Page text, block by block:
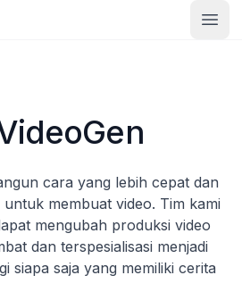
Buka
cara yang lebih cepat dan
membuat video. Tim kami
mengubah produksi video
dan terspesialisasi menjadi
siapa saja yang memiliki cerita